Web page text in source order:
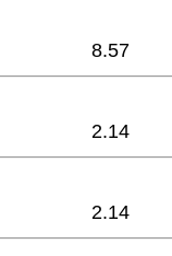
8.57
2.14
2.14